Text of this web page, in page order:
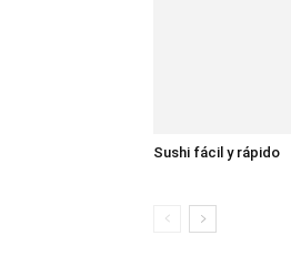
Sushi fácil y rápido